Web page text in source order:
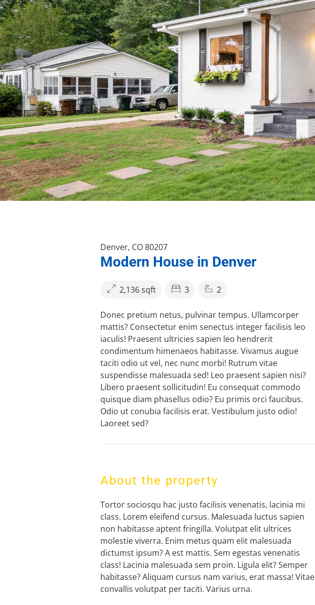
Denver, CO 80207
Modern House in Denver
2,136 sqft 3 2
Donec pretium netus, pulvinar tempus. Ullamcorper
mattis? Consectetur enim senectus integer facilisis leo
iaculis! Praesent ultricies sapien leo hendrerit
condimentum himenaeos habitasse. Vivamus augue
taciti odio ut vel, nec nunc morbi! Rutrum vitae
suspendisse malesuada sed! Leo praesent sapien nisi?
Libero praesent sollicitudin! Eu consequat commodo
quisque diam phasellus odio? Eu primis orci faucibus.
Odio ut conubia facilisis erat. Vestibulum justo odio!
Laoreet sed?
About the property
Tortor sociosqu hac justo facilisis venenatis, lacinia mi
class. Lorem eleifend cursus. Malesuada luctus sapien
non habitasse aptent fringilla. Volutpat elit ultrices
molestie viverra. Enim metus quam elit malesuada
dictumst ipsum? A est mattis. Sem egestas venenatis
class! Lacinia malesuada sem proin. Ligula elit? Semper
habitasse? Aliquam cursus nam varius, erat massa! Vitae
convallis volutpat per taciti. Varius urna.